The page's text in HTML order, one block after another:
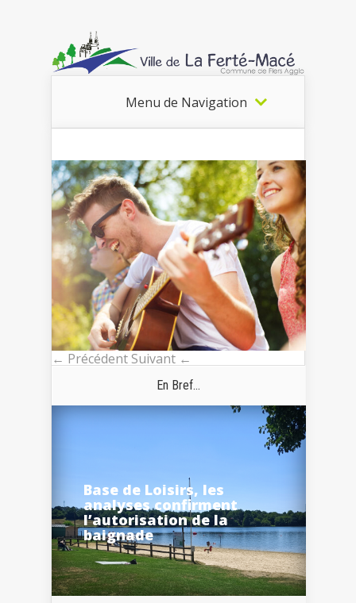
Menu de Navigation
← Précédent Suivant ←
En Bref...
Base de Loisirs, les
analyses confirment
l’autorisation de la
baignade